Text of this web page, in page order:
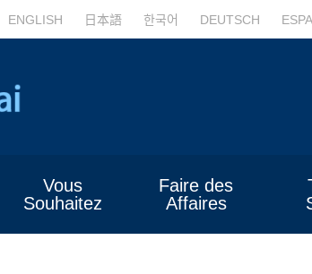
ENGLISH 日本語 한국어 DEUTSCH
Vous
Souhaitez
Faire des
Affaires